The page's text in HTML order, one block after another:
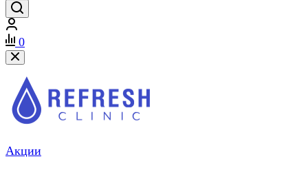
0
Акции